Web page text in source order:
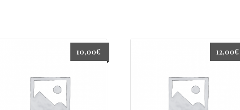
10,00€ 12,00€